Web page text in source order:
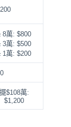
8萬: $800
3萬: $500
1萬: $200
擺$108萬:
$1,200